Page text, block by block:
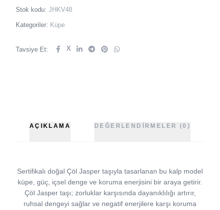
Stok kodu: JHKV48
Kategoriler: Küpe
Tavsiye Et: X
AÇIKLAMA DEĞERLENDIRMELER (0)
Sertifikalı doğal Çöl Jasper taşıyla tasarlanan bu kalp model
küpe, güç, içsel denge ve koruma enerjisini bir araya getirir.
Çöl Jasper taşı; zorluklar karşısında dayanıklılığı artırır,
ruhsal dengeyi sağlar ve negatif enerjilere karşı koruma